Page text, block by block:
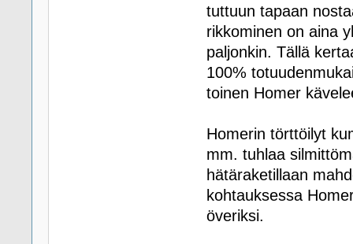
tuttuun tapaan
rikkominen on aina
paljonkin. Tällä
100%
toinen Homer
Homerin törttöilyt
mm. tuhlaa
hätäraketillaan
kohtauksessa
överiksi.